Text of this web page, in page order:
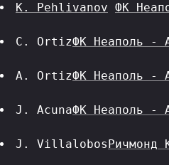
K. Pehlivanov ФК
C. OrtizФК Неаполь -
A. OrtizФК Неаполь -
J. AcunaФК Неаполь -
J. VillalobosРичмонд